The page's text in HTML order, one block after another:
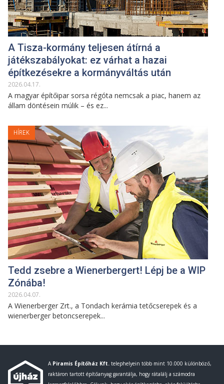
A Tisza-kormány teljesen átírná a
játékszabályokat: ez várhat a hazai
építkezésekre a kormányváltás után
2026.04.17.
A magyar építőipar sorsa régóta nemcsak a piac, hanem az
állam döntésein múlik – és ez...
HÍREK
Tedd zsebre a Wienerbergert! Lépj be a WIP
Zónába!
2026.04.07.
A Wienerberger Zrt., a Tondach kerámia tetőcserepek és a
wienerberger betoncserepek...
A Piramis Építőház Kft. telephelyein több mint 10.000 különböző,
raktáron tartott építőanyag garantálja, hogy rátalálj a számodra